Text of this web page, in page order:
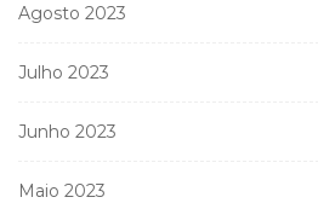
Agosto 2023
Julho 2023
Junho 2023
Maio 2023